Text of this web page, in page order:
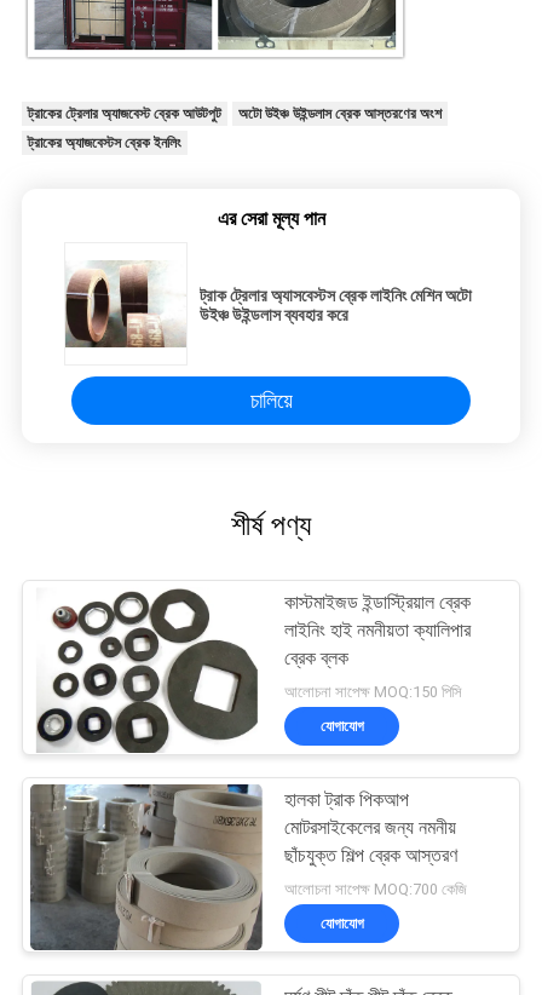
ট্রাকের ট্রেলার অ্যাজবেস্ট ব্রেক আউটপুট
অটো উইঞ্চ উইন্ডলাস ব্রেক আস্তরণের অংশ
ট্রাকের অ্যাজবেস্টস ব্রেক ইনলিং
এর সেরা মূল্য পান
ট্রাক ট্রেলার অ্যাসবেস্টস ব্রেক লাইনিং মেশিন অটো
উইঞ্চ উইন্ডলাস ব্যবহার করে
চালিয়ে
শীর্ষ পণ্য
কাস্টমাইজড ইন্ডাস্ট্রিয়াল ব্রেক
লাইনিং হাই নমনীয়তা ক্যালিপার
ব্রেক ব্লক
আলোচনা সাপেক্ষ MOQ:150 পিসি
যোগাযোগ
হালকা ট্রাক পিকআপ
মোটরসাইকেলের জন্য নমনীয়
ছাঁচযুক্ত শিল্প ব্রেক আস্তরণ
আলোচনা সাপেক্ষ MOQ:700 কেজি
যোগাযোগ